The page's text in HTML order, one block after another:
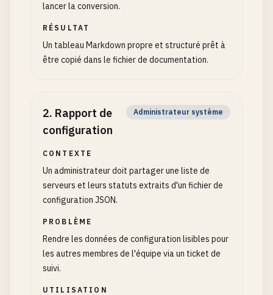
lancer la conversion.
RÉSULTAT
Un tableau Markdown propre et structuré prêt à
être copié dans le fichier de documentation.
2. Rapport de
configuration
Administrateur système
CONTEXTE
Un administrateur doit partager une liste de
serveurs et leurs statuts extraits d'un fichier de
configuration JSON.
PROBLÈME
Rendre les données de configuration lisibles pour
les autres membres de l'équipe via un ticket de
suivi.
UTILISATION